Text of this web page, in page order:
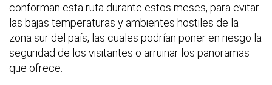
conforman esta ruta durante estos meses, para evitar
las bajas temperaturas y ambientes hostiles de la
zona sur del país, las cuales podrían poner en riesgo la
seguridad de los visitantes o arruinar los panoramas
que ofrece.